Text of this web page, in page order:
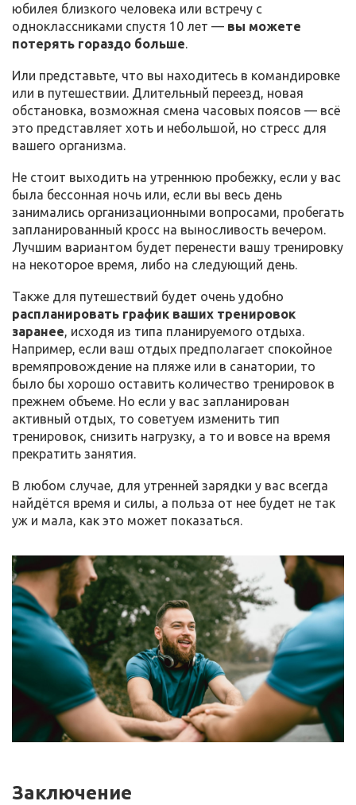
юбилея близкого человека или встречу с
одноклассниками спустя 10 лет — вы можете
потерять гораздо больше.
Или представьте, что вы находитесь в командировке
или в путешествии. Длительный переезд, новая
обстановка, возможная смена часовых поясов — всё
это представляет хоть и небольшой, но стресс для
вашего организма.
Не стоит выходить на утреннюю пробежку, если у вас
была бессонная ночь или, если вы весь день
занимались организационными вопросами, пробегать
запланированный кросс на выносливость вечером.
Лучшим вариантом будет перенести вашу тренировку
на некоторое время, либо на следующий день.
Также для путешествий будет очень удобно
распланировать график ваших тренировок
заранее, исходя из типа планируемого отдыха.
Например, если ваш отдых предполагает спокойное
времяпровождение на пляже или в санатории, то
было бы хорошо оставить количество тренировок в
прежнем объеме. Но если у вас запланирован
активный отдых, то советуем изменить тип
тренировок, снизить нагрузку, а то и вовсе на время
прекратить занятия.
В любом случае, для утренней зарядки у вас всегда
найдётся время и силы, а польза от нее будет не так
уж и мала, как это может показаться.
Заключение